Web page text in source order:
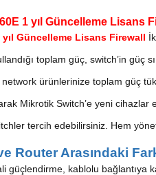
1 yıl Güncelleme Lisans
Güncelleme Lisans Firewall
toplam güç, switch’in güç
ürünlerinize toplam güç
Mikrotik Switch’e yeni cihazlar
tercih edebilirsiniz. Hem
Router Arasındaki
güçlendirme, kablolu